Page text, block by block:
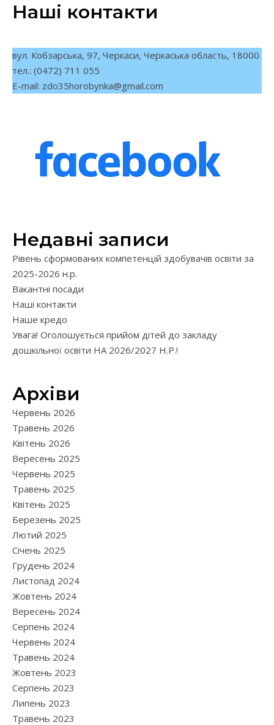
Наші контакти
вул. Кобзарська, 97, Черкаси, Черкаська область, 18000
тел.: (0472) 711 055
E-mail: zdo35horobynka@gmail.com
Недавні записи
Рівень сформованих компетенцій здобувачів освіти за
2025-2026 н.р.
Вакантні посади
Наші контакти
Наше кредо
Увага! Оголошується прийом дітей до закладу
дошкільної освіти НА 2026/2027 Н.Р.!
Архіви
Червень 2026
Травень 2026
Квітень 2026
Вересень 2025
Червень 2025
Травень 2025
Квітень 2025
Березень 2025
Лютий 2025
Січень 2025
Грудень 2024
Листопад 2024
Жовтень 2024
Вересень 2024
Серпень 2024
Червень 2024
Травень 2024
Жовтень 2023
Серпень 2023
Липень 2023
Травень 2023